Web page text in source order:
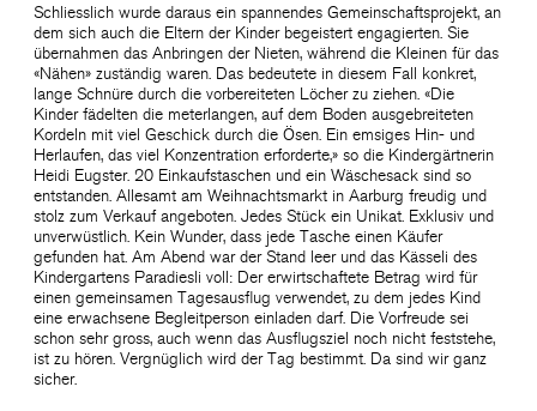
Schliesslich wurde daraus ein spannendes Gemeinschaftsprojekt, an
dem sich auch die Eltern der Kinder begeistert engagierten. Sie
übernahmen das Anbringen der Nieten, während die Kleinen für das
«Nähen» zuständig waren. Das bedeutete in diesem Fall konkret,
lange Schnüre durch die vorbereiteten Löcher zu ziehen. «Die
Kinder fädelten die meterlangen, auf dem Boden ausgebreiteten
Kordeln mit viel Geschick durch die Ösen. Ein emsiges Hin- und
Herlaufen, das viel Konzentration erforderte,» so die Kindergärtnerin
Heidi Eugster. 20 Einkaufstaschen und ein Wäschesack sind so
entstanden. Allesamt am Weihnachtsmarkt in Aarburg freudig und
stolz zum Verkauf angeboten. Jedes Stück ein Unikat. Exklusiv und
unverwüstlich. Kein Wunder, dass jede Tasche einen Käufer
gefunden hat. Am Abend war der Stand leer und das Kässeli des
Kindergartens Paradiesli voll: Der erwirtschaftete Betrag wird für
einen gemeinsamen Tagesausflug verwendet, zu dem jedes Kind
eine erwachsene Begleitperson einladen darf. Die Vorfreude sei
schon sehr gross, auch wenn das Ausflugsziel noch nicht feststehe,
ist zu hören. Vergnüglich wird der Tag bestimmt. Da sind wir ganz
sicher.